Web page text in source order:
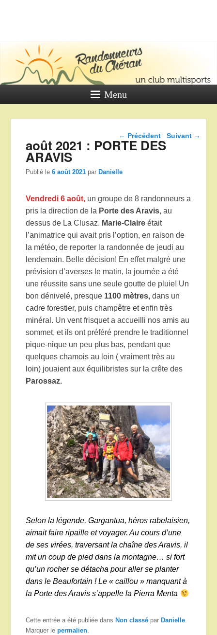
DU
Un club multi sports
Menu
Navigation dans les
← Précédent Suivant →
août 2021 : PORTE DES
ARAVIS
Publié le6 août 2021 parDanielle
Vendredi 6 août, un groupe de 8 randonneurs a
pris la direction de la Porte des Aravis, au
dessus de La Clusaz. Marie-Claire était
l’animatrice qui avait pris l’option, en raison de
la météo, de reporter la randonnée de jeudi au
lendemain. Belle décision! En effet malgré une
prévision d’averses le matin, la journée a été
une réussite sans une seule goutte de pluie! Un
bon dénivelé, presque 1100 mètres, dans un
cadre forestier, puis champêtre et enfin très
minéral. Un vent frisquet a accueilli nos amis au
sommet, et ils ont préféré prendre le traditionnel
pique-nique un peu plus bas, pendant que
quelques chamois au loin ( vraiment très au
loin) jouaient aux équilibristes sur la crête des
Parossaz.
Selon la légende, Gargantua, héros rabelaisien,
aimait faire ripaille et voyager. Au cours d’une
de ses virées, traversant la chaîne des Aravis, il
mit un coup de pied dans la montagne… si fort
qu’un rocher se détacha pour aller se planter
dans le Beaufortain ! Le « caillou » manquant à
la Porte des Aravis s’appelle la Pierra Menta
Cette entrée a été publiée dans Non classé par Danielle.
Marquer lepermalien.